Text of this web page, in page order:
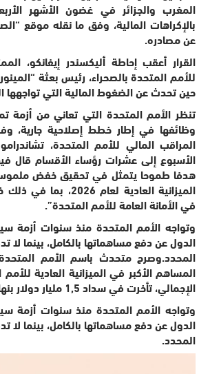
المغرب والجزائر في غضون الأشهر
بالإكراهات المالية، وفق ما نقله موقع
عن مصادره.
القرار أعقب إحاطة أليكسندر إيفانكو،
للأمم المتحدة بالصحراء، رئيس بعثة
حين تحدث عن الضغوط المالية التي تواجهها
وظائفها في إطار خطط إصلاحية جارية،
المراقب المالي للأمم المتحدة،
الأسبوع إلى عشرات رؤساء الأقسام قال
في الأمانة العامة للأمم المتحدة”.
وتواجه الأمم المتحدة منذ سنوات أزمة
الدول عن دفع مساهماتها بالكامل، بينما
المحدد.وصرح متحدث باسم الأمم المتحدة
الإجمالي، تأخرت في سداد 1,5 مليار دولار بنهاية يناير.
وتواجه الأمم المتحدة منذ سنوات أزمة
الدول عن دفع مساهماتها بالكامل، بينما
المحدد.